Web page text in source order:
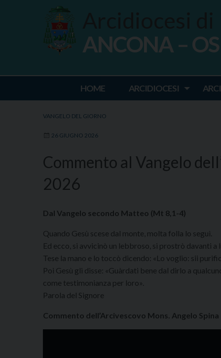
Ancona
ANCONA –
HOME ARCIDIOCESI
VANGELO DEL GIORNO
26 GIUGNO 2026
Commento al Vangelo
2026
Dal Vangelo secondo Matteo (Mt 8,1-4)
Quando Gesù scese dal monte, molta folla lo seguì.
Ed ecco, si avvicinò un lebbroso, si prostrò davanti a
Tese la mano e lo toccò dicendo: «Lo voglio: sii
Poi Gesù gli disse: «Guàrdati bene dal dirlo a
come testimonianza per loro».
Parola del Signore
Commento dell’Arcivescovo Mons. Angelo Spina